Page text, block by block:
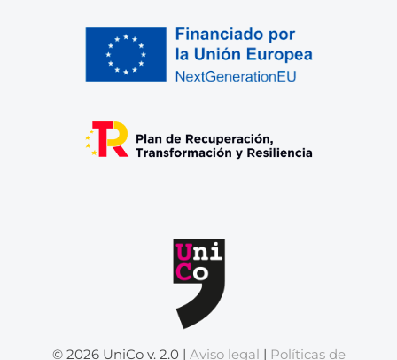
© 2026 UniCo v. 2.0 | Aviso legal | Políticas de